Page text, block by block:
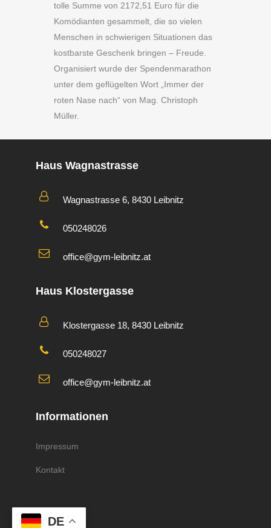
tolle Summe von 2172,51 Euro für die
Komödianten gesammelt, die so vielen
Menschen in schwierigen Situationen das
kostbarste Geschenk bringen – Freude.
Organisiert wurde der Spendenmarathon
unter dem geflügelten Wort „Immer der
roten Nase nach“ von Mag. Christoph
Müller.
Haus Wagnastrasse
Wagnastrasse 6, 8430 Leibnitz
050248026
office@gym-leibnitz.at
Haus Klostergasse
Klostergasse 18, 8430 Leibnitz
050248027
office@gym-leibnitz.at
Informationen
Impressum
Kontakt
DE